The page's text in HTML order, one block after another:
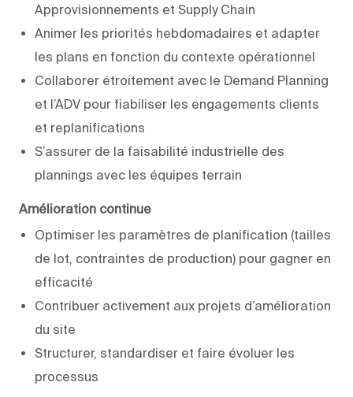
Approvisionnements et Supply Chain
Animer les priorités hebdomadaires et adapter
les plans en fonction du contexte opérationnel
Collaborer étroitement avec le Demand Planning
et l’ADV pour fiabiliser les engagements clients
et replanifications
S’assurer de la faisabilité industrielle des
plannings avec les équipes terrain
Amélioration continue
Optimiser les paramètres de planification (tailles
de lot, contraintes de production) pour gagner en
efficacité
Contribuer activement aux projets d’amélioration
du site
Structurer, standardiser et faire évoluer les
processus